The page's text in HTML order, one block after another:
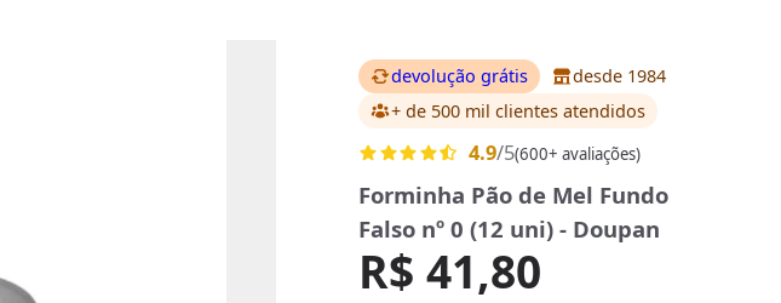
devolução grátis
desde 1984
+ de 500 mil clientes atendidos
4.9/5(600+ avaliações)
Forminha Pão de Mel Fundo
Falso nº 0 (12 uni) - Doupan
R$ 41,80